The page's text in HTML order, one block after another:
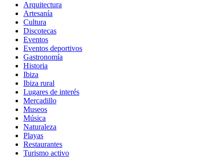
Arquitectura
Artesanía
Cultura
Discotecas
Eventos
Eventos deportivos
Gastronomía
Historia
Ibiza
Ibiza rural
Lugares de interés
Mercadillo
Museos
Música
Naturaleza
Playas
Restaurantes
Turismo activo